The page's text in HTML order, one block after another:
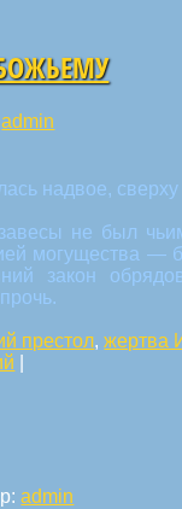
admin
надвое, сверху
не был
могущества —
закон
престол,жертва
admin